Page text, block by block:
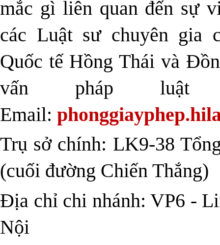
mắc gì liên quan đến sự
các Luật sư chuyên gia
Quốc tế Hồng Thái và
vấn pháp
Email:
Trụ sở chính: LK9-38
(cuối đường Chiến Thắng)
Địa chỉ chi nhánh: VP6 -
Nội